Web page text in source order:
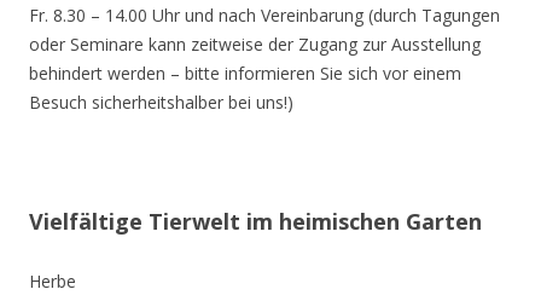
Fr. 8.30 – 14.00 Uhr und nach Vereinbarung (durch Tagungen
oder Seminare kann zeitweise der Zugang zur Ausstellung
behindert werden – bitte informieren Sie sich vor einem
Besuch sicherheitshalber bei uns!)
Vielfältige Tierwelt im heimischen Garten
Herbe